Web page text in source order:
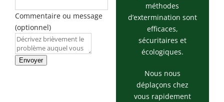
Commentaire ou message
(optionnel)
Envoyer
méthodes
d’extermination sont
efficaces,
sécuritaires et
écologiques.
Nous nous
déplaçons chez
vous rapidement